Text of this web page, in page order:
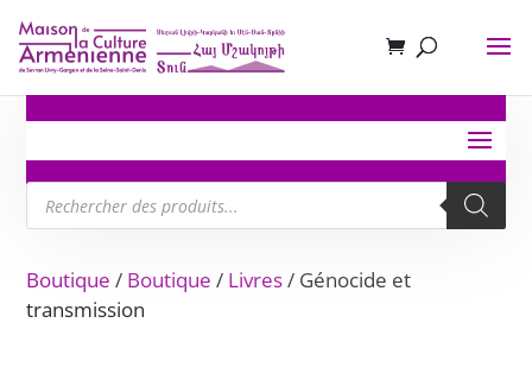
Recherche
de
produits
Boutique / Boutique / Livres/ Génocide et
transmission